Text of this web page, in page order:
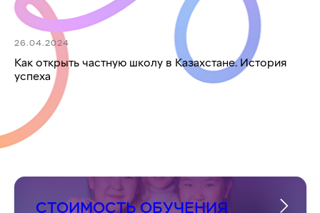
26.04.2024
Как открыть частную школу в Казахстане. История
успеха
СТОИМОСТЬ ОБУЧЕНИЯ